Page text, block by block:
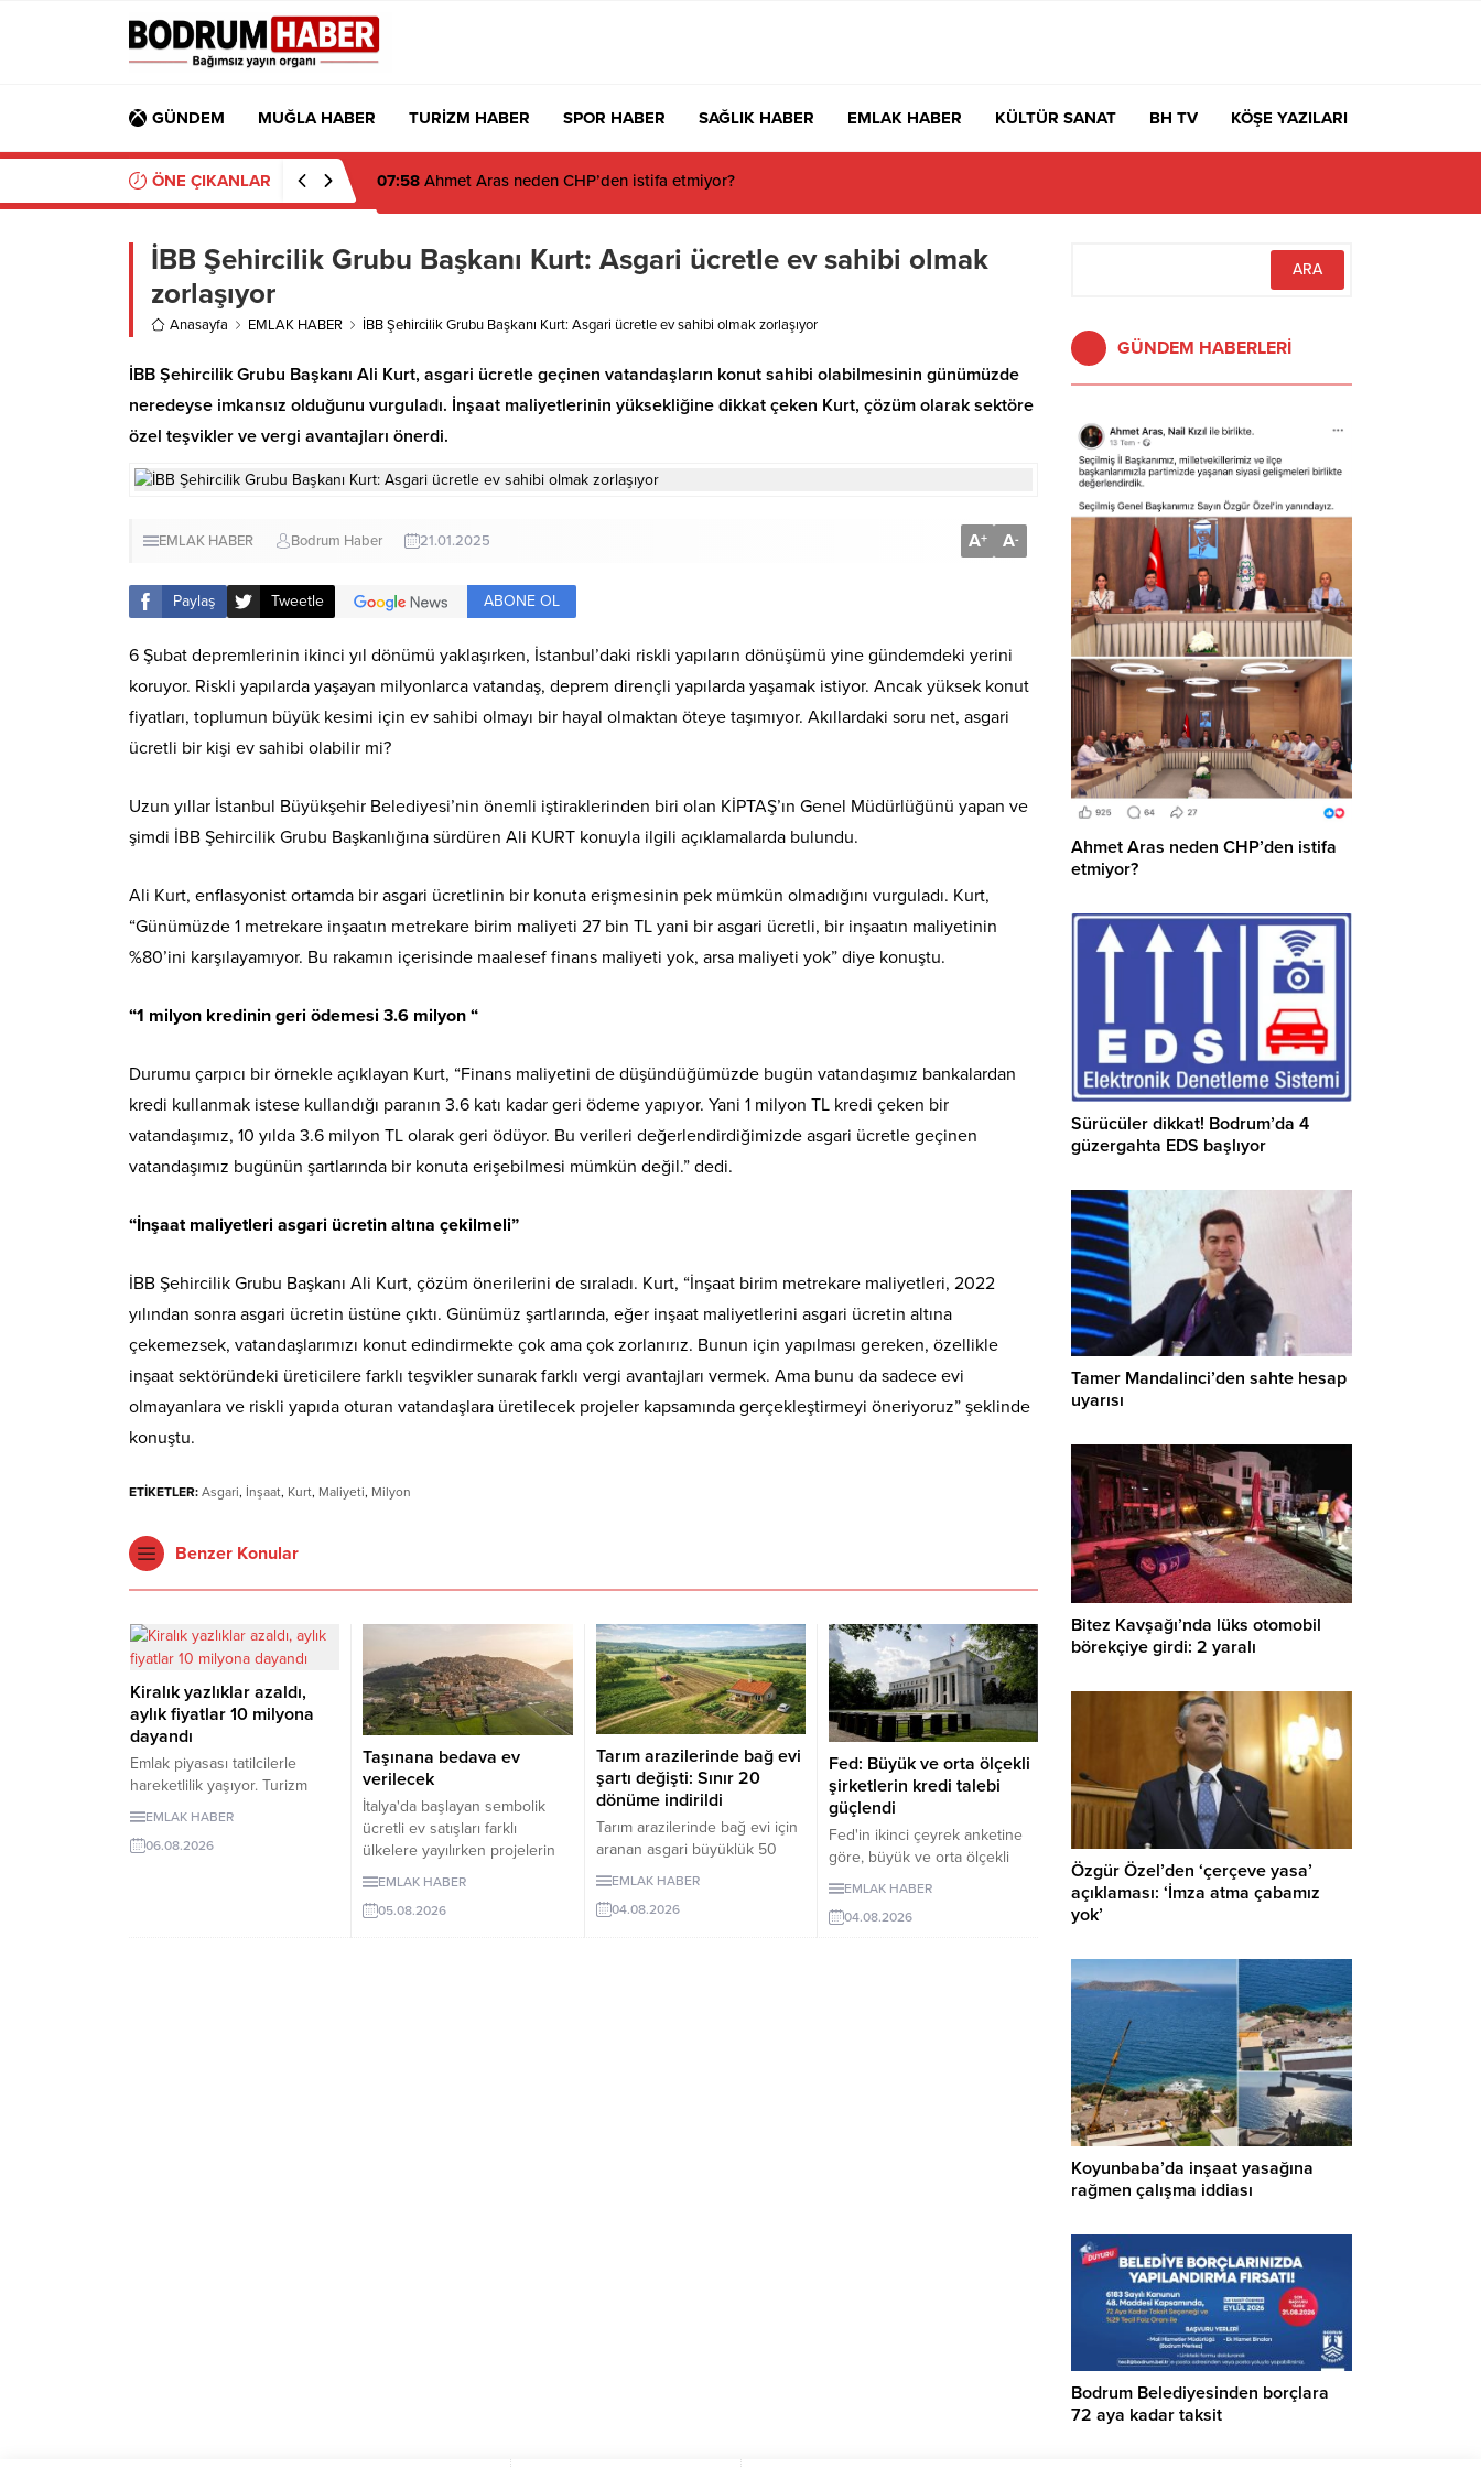
GÜNDEM MUĞLA HABER TURİZM HABER SPOR HABER SAĞLIK HABER EMLAK HABER KÜLTÜR SANAT BH TV KÖŞE YAZILARI
ÖNE ÇIKANLAR 07:58 Ahmet Aras neden CHP’den istifa etmiyor?
İBB Şehircilik Grubu Başkanı Kurt: Asgari ücretle ev sahibi olmak
zorlaşıyor
Anasayfa EMLAK HABER İBB Şehircilik Grubu Başkanı Kurt: Asgari ücretle ev sahibi olmak zorlaşıyor
İBB Şehircilik Grubu Başkanı Ali Kurt, asgari ücretle geçinen vatandaşların konut sahibi olabilmesinin günümüzde
neredeyse imkansız olduğunu vurguladı. İnşaat maliyetlerinin yüksekliğine dikkat çeken Kurt, çözüm olarak sektöre
özel teşvikler ve vergi avantajları önerdi.
EMLAK HABER Bodrum Haber 21.01.2025 A+ A-
Paylaş Tweetle ABONE OL
6 Şubat depremlerinin ikinci yıl dönümü yaklaşırken, İstanbul’daki riskli yapıların dönüşümü yine gündemdeki yerini
koruyor. Riskli yapılarda yaşayan milyonlarca vatandaş, deprem dirençli yapılarda yaşamak istiyor. Ancak yüksek konut
fiyatları, toplumun büyük kesimi için ev sahibi olmayı bir hayal olmaktan öteye taşımıyor. Akıllardaki soru net, asgari
ücretli bir kişi ev sahibi olabilir mi?
Uzun yıllar İstanbul Büyükşehir Belediyesi’nin önemli iştiraklerinden biri olan KİPTAŞ’ın Genel Müdürlüğünü yapan ve
şimdi İBB Şehircilik Grubu Başkanlığına sürdüren Ali KURT konuyla ilgili açıklamalarda bulundu.
Ali Kurt, enflasyonist ortamda bir asgari ücretlinin bir konuta erişmesinin pek mümkün olmadığını vurguladı. Kurt,
“Günümüzde 1 metrekare inşaatın metrekare birim maliyeti 27 bin TL yani bir asgari ücretli, bir inşaatın maliyetinin
%80’ini karşılayamıyor. Bu rakamın içerisinde maalesef finans maliyeti yok, arsa maliyeti yok” diye konuştu.
“1 milyon kredinin geri ödemesi 3.6 milyon “
Durumu çarpıcı bir örnekle açıklayan Kurt, “Finans maliyetini de düşündüğümüzde bugün vatandaşımız bankalardan
kredi kullanmak istese kullandığı paranın 3.6 katı kadar geri ödeme yapıyor. Yani 1 milyon TL kredi çeken bir
vatandaşımız, 10 yılda 3.6 milyon TL olarak geri ödüyor. Bu verileri değerlendirdiğimizde asgari ücretle geçinen
vatandaşımız bugünün şartlarında bir konuta erişebilmesi mümkün değil.” dedi.
“İnşaat maliyetleri asgari ücretin altına çekilmeli”
İBB Şehircilik Grubu Başkanı Ali Kurt, çözüm önerilerini de sıraladı. Kurt, “İnşaat birim metrekare maliyetleri, 2022
yılından sonra asgari ücretin üstüne çıktı. Günümüz şartlarında, eğer inşaat maliyetlerini asgari ücretin altına
çekemezsek, vatandaşlarımızı konut edindirmekte çok ama çok zorlanırız. Bunun için yapılması gereken, özellikle
inşaat sektöründeki üreticilere farklı teşvikler sunarak farklı vergi avantajları vermek. Ama bunu da sadece evi
olmayanlara ve riskli yapıda oturan vatandaşlara üretilecek projeler kapsamında gerçekleştirmeyi öneriyoruz” şeklinde
konuştu.
ETİKETLER: Asgari, İnşaat, Kurt, Maliyeti, Milyon
Benzer Konular
Kiralık yazlıklar azaldı,
aylık fiyatlar 10 milyona
dayandı
Emlak piyasası tatilcilerle
hareketlilik yaşıyor. Turizm
amaçlı kiralamalarda belge
mülk sayısını 7 binin altına
EMLAK HABER
06.08.2026
Taşınana bedava ev
verilecek
İtalya'da başlayan sembolik
ücretli ev satışları farklı
ülkelere yayılırken projelerin
şartları dikkat çekiyor.
önlemeyi amaçlayan
EMLAK HABER
05.08.2026
Tarım arazilerinde bağ evi
şartı değişti: Sınır 20
dönüme indirildi
Tarım arazilerinde bağ evi için
aranan asgari büyüklük 50
dönümden 20 dönüme
bungalovları otomatik olarak
EMLAK HABER
04.08.2026
Fed: Büyük ve orta ölçekli
şirketlerin kredi talebi
güçlendi
Fed'in ikinci çeyrek anketine
göre, büyük ve orta ölçekli
işletmelerden gelen ticari
işletmelere yönelik kredi
EMLAK HABER
04.08.2026
GÜNDEM HABERLERİ
Ahmet Aras neden CHP’den istifa
etmiyor?
Sürücüler dikkat! Bodrum’da 4
güzergahta EDS başlıyor
Tamer Mandalinci’den sahte hesap
uyarısı
Bitez Kavşağı’nda lüks otomobil
börekçiye girdi: 2 yaralı
Özgür Özel’den ‘çerçeve yasa’
açıklaması: ‘İmza atma çabamız
yok’
Koyunbaba’da inşaat yasağına
rağmen çalışma iddiası
Bodrum Belediyesinden borçlara
72 aya kadar taksit